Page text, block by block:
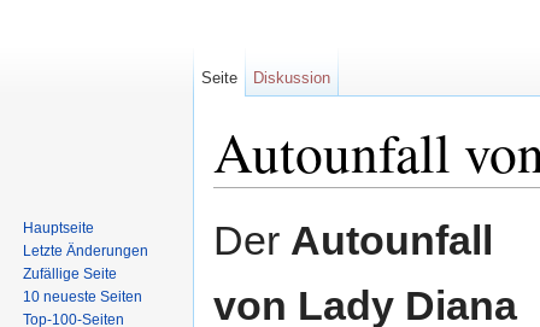
Autounfall
Der Autounfall
von Lady Diana
Seite Diskussion
Hauptseite
Letzte Änderungen
Zufällige Seite
10 neueste Seiten
Top-100-Seiten